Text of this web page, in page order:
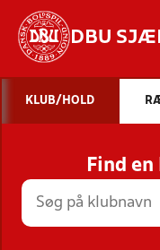
DBU
STILLINGER,
KLUB/HOLD
Find